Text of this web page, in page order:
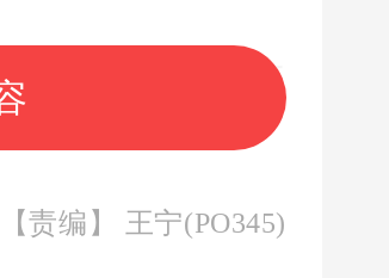
小区的居住
间和居住舒
【责编】 王宁(PO345)